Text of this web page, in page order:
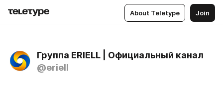
About Teletype Join
Группа ERIELL | Официальный канал
@eriell